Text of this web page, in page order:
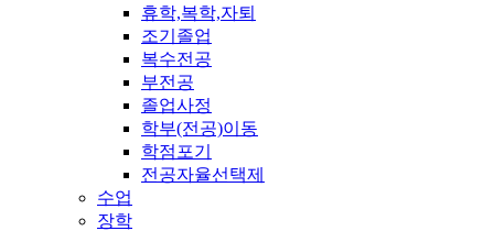
휴학,복학,자퇴
조기졸업
복수전공
부전공
졸업사정
학부(전공)이동
학점포기
전공자율선택제
수업
장학